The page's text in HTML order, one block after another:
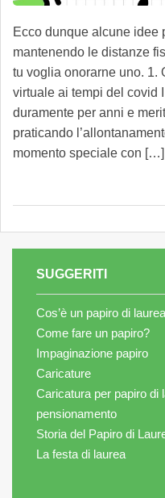
Ecco dunque alcune idee
mantenendo le distanze
tu voglia onorarne uno. 1.
virtuale ai tempi del covid
duramente per anni e
praticando
momento speciale con […]
SUGGERITI
Cos’è un papiro di
Come fare un papiro?
Impaginazione papiro
Caricature
Caricatura per papiro di
pensionamento
Storia del Papiro di
La festa di laurea